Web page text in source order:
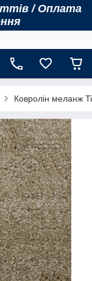
/ Оплата
Ковролін меланж